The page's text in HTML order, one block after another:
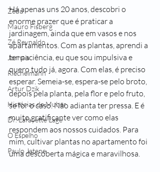
Zedu
Mauro Fisberg
Zé Reynaldo
Jornais
Riechelmann
Artur Dzik
Histórias de Muher
Dr. Lafayette Lage
O Espelho
Paulo Jatene
Há apenas uns 20 anos, descobri o
enorme prazer que é praticar a
jardinagem, ainda que em vasos e nos
apartamentos. Com as plantas, aprendi a
ter paciência, eu que sou impulsiva e
quero tudo já, agora. Com elas, é preciso
esperar. Semeia-se, espera-se pelo broto,
depois pela planta, pela flor e pelo fruto,
se for o caso. Não adianta ter pressa. E é
muito gratificante ver como elas
respondem aos nossos cuidados. Para
mim, cultivar plantas no apartamento foi
uma descoberta mágica e maravilhosa.